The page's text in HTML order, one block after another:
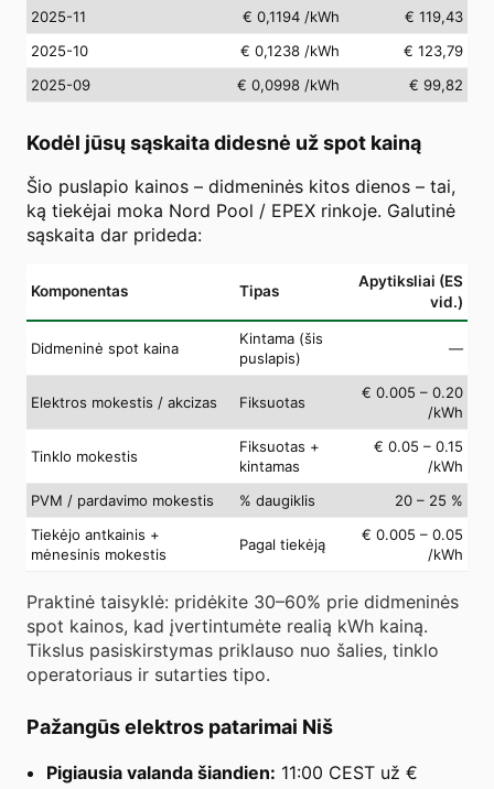
2025-11
€ 0,1194 /kWh
€ 119,43
2025-10
€ 0,1238 /kWh
€ 123,79
2025-09
€ 0,0998 /kWh € 99,82
Kodėl jūsų sąskaita didesnė už spot kainą
Šio puslapio kainos – didmeninės kitos dienos – tai,
ką tiekėjai moka Nord Pool / EPEX rinkoje. Galutinė
sąskaita dar prideda:
Komponentas Tipas
Apytiksliai (ES
vid.)
Didmeninė spot kaina
Kintama (šis
puslapis)
—
Elektros mokestis / akcizas Fiksuotas
€ 0.005 – 0.20
/kWh
Tinklo mokestis
Fiksuotas +
kintamas
€ 0.05 – 0.15
/kWh
PVM / pardavimo mokestis
% daugiklis
20 – 25 %
Tiekėjo antkainis +
mėnesinis mokestis
Pagal tiekėją
€ 0.005 – 0.05
/kWh
Praktinė taisyklė: pridėkite 30–60% prie didmeninės
spot kainos, kad įvertintumėte realią kWh kainą.
Tikslus pasiskirstymas priklauso nuo šalies, tinklo
operatoriaus ir sutarties tipo.
Pažangūs elektros patarimai Niš
Pigiausia valanda šiandien: 11:00 CEST už €